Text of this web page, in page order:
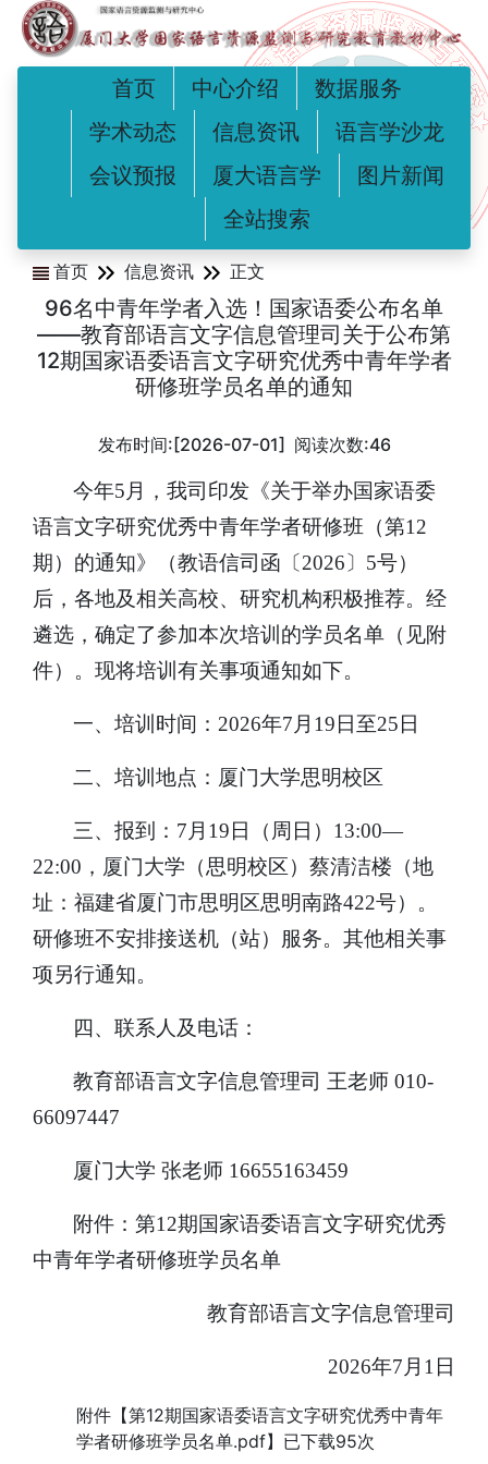
首页 中心介绍
数据服务
学术动态
信息资讯
语言学沙龙
会议预报
厦大语言学
图片新闻
全站搜索
首页 信息资讯 正文
96名中青年学者入选！国家语委公布名单
——教育部语言文字信息管理司关于公布第
12期国家语委语言文字研究优秀中青年学者
研修班学员名单的通知
发布时间:[2026-07-01] 阅读次数:46
今年5月，我司印发《关于举办国家语委
语言文字研究优秀中青年学者研修班（第12
期）的通知》（教语信司函〔2026〕5号）
后，各地及相关高校、研究机构积极推荐。经
遴选，确定了参加本次培训的学员名单（见附
件）。现将培训有关事项通知如下。
一、培训时间：2026年7月19日至25日
二、培训地点：厦门大学思明校区
三、报到：7月19日（周日）13:00—
22:00，厦门大学（思明校区）蔡清洁楼（地
址：福建省厦门市思明区思明南路422号）。
研修班不安排接送机（站）服务。其他相关事
项另行通知。
四、联系人及电话：
教育部语言文字信息管理司 王老师 010-
66097447
厦门大学 张老师 16655163459
附件：第12期国家语委语言文字研究优秀
中青年学者研修班学员名单
教育部语言文字信息管理司
2026年7月1日
附件【第12期国家语委语言文字研究优秀中青年
学者研修班学员名单.pdf】已下载95次